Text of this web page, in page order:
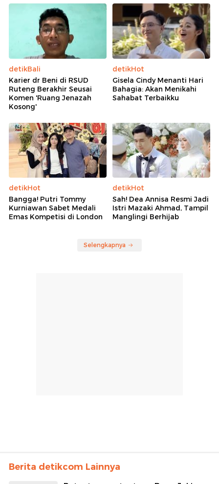
detikBali
Karier dr Beni di RSUD
Ruteng Berakhir Seusai
Komen 'Ruang Jenazah
Kosong'
detikHot
Gisela Cindy Menanti Hari
Bahagia: Akan Menikahi
Sahabat Terbaikku
detikHot
Bangga! Putri Tommy
Kurniawan Sabet Medali
Emas Kompetisi di London
detikHot
Sah! Dea Annisa Resmi Jadi
Istri Mazaki Ahmad, Tampil
Manglingi Berhijab
Selengkapnya
Berita detikcom Lainnya